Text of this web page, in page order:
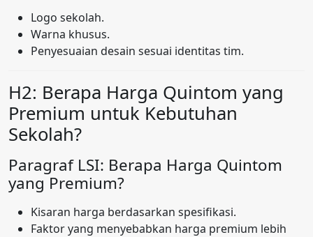
Logo sekolah.
Warna khusus.
Penyesuaian desain sesuai identitas tim.
H2: Berapa Harga Quintom yang
Premium untuk Kebutuhan
Sekolah?
Paragraf LSI: Berapa Harga Quintom
yang Premium?
Kisaran harga berdasarkan spesifikasi.
Faktor yang menyebabkan harga premium lebih